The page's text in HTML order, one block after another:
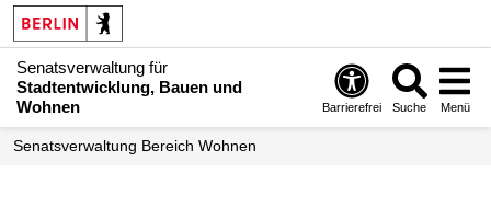
Senatsverwaltung für
Stadtentwicklung, Bauen und
Wohnen
Barrierefrei Suche Menü
Senats­verwaltung Bereich Wohnen